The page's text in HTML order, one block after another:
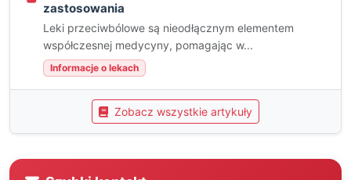
zastosowania
Leki przeciwbólowe są nieodłącznym elementem
współczesnej medycyny, pomagając w...
Informacje o lekach
Zobacz wszystkie artykuły